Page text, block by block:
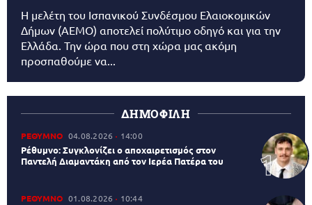
Η μελέτη του Ισπανικού Συνδέσμου Ελαιοκομικών
Δήμων (AEMO) αποτελεί πολύτιμο οδηγό και για την
Ελλάδα. Την ώρα που στη χώρα μας ακόμη
προσπαθούμε να...
ΔΗΜΟΦΙΛΗ
ΡΕΘΥΜΝΟ 04.08.2026 14:00
Ρέθυμνο: Συγκλονίζει ο αποχαιρετισμός στον
Παντελή Διαμαντάκη από τον Ιερέα Πατέρα του
ΡΕΘΥΜΝΟ 01.08.2026 10:44